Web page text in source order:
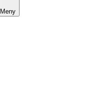
Meny